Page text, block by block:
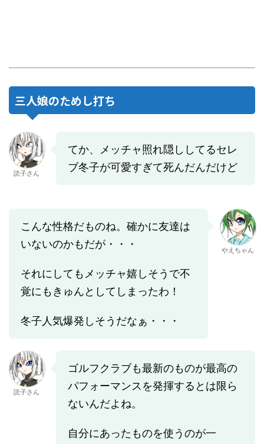
三人娘のためし打ち
読子さん
てか、メッチャ照れ隠ししてるセレ
ブ冬子が可愛すぎて死んだんだけど
こんな性格だものね。確かに友達は
いないのかもだが・・・
それにしてもメッチャ嬉しそうで不
覚にもきゅんとしてしまったわ！
冬子人気爆発しそうだなぁ・・・
やえちゃん
読子さん
ゴルフクラブも最新のものが最高の
パフォーマンスを発揮するとは限ら
ないんだよね。
自分にあったものを使うのが一